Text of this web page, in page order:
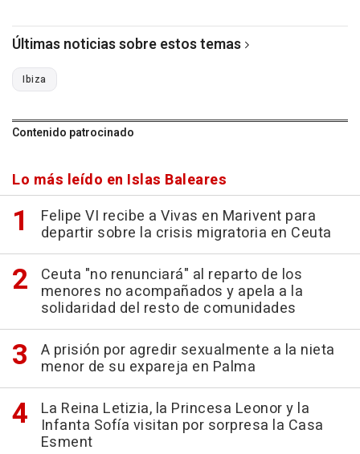
Últimas noticias sobre estos temas
Ibiza
Contenido patrocinado
Lo más leído en Islas Baleares
Felipe VI recibe a Vivas en Marivent para
departir sobre la crisis migratoria en Ceuta
Ceuta "no renunciará" al reparto de los
menores no acompañados y apela a la
solidaridad del resto de comunidades
A prisión por agredir sexualmente a la nieta
menor de su expareja en Palma
La Reina Letizia, la Princesa Leonor y la
Infanta Sofía visitan por sorpresa la Casa
Esment